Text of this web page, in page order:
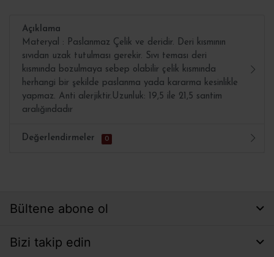
Açıklama
Materyal : Paslanmaz Çelik ve deridir. Deri kısmının
sıvıdan uzak tutulması gerekir. Sıvı teması deri
kısmında bozulmaya sebep olabilir çelik kısmında
herhangi bir şekilde paslanma yada kararma kesinlikle
yapmaz. Anti alerjiktir.Uzunluk: 19,5 ile 21,5 santim
aralığındadır
Değerlendirmeler 0
Bültene abone ol
Bizi takip edin